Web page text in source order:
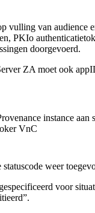
vulling van audience
PKIo
doorgevoerd.
ZA moet ook
instance
VnC
statuscode weer
voor